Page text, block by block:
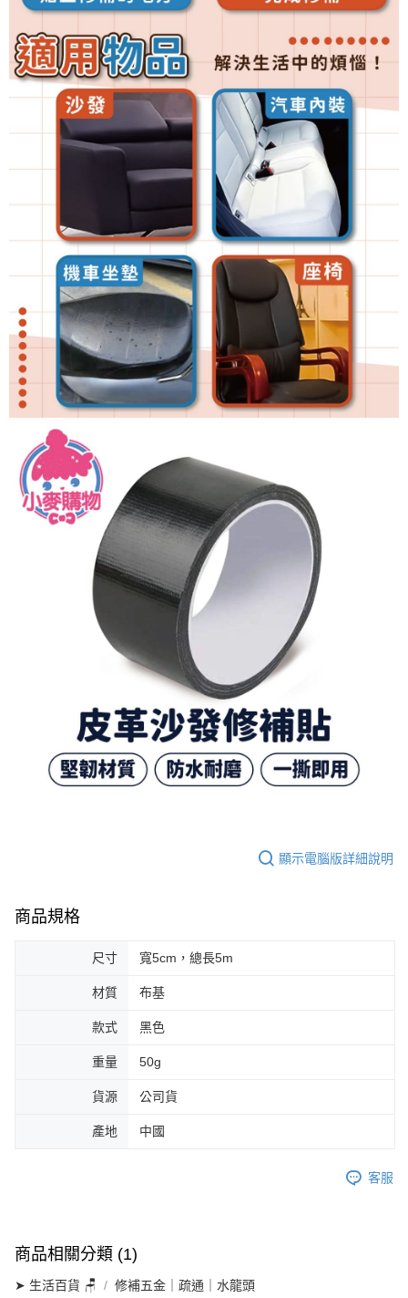
顯示電腦版詳細說明
商品規格
尺寸 寬5cm，總長5m
材質 布基
款式 黑色
重量 50g
貨源 公司貨
產地 中國
客服
商品相關分類 (1)
➤ 生活百貨 🪑 修補五金｜疏通｜水龍頭